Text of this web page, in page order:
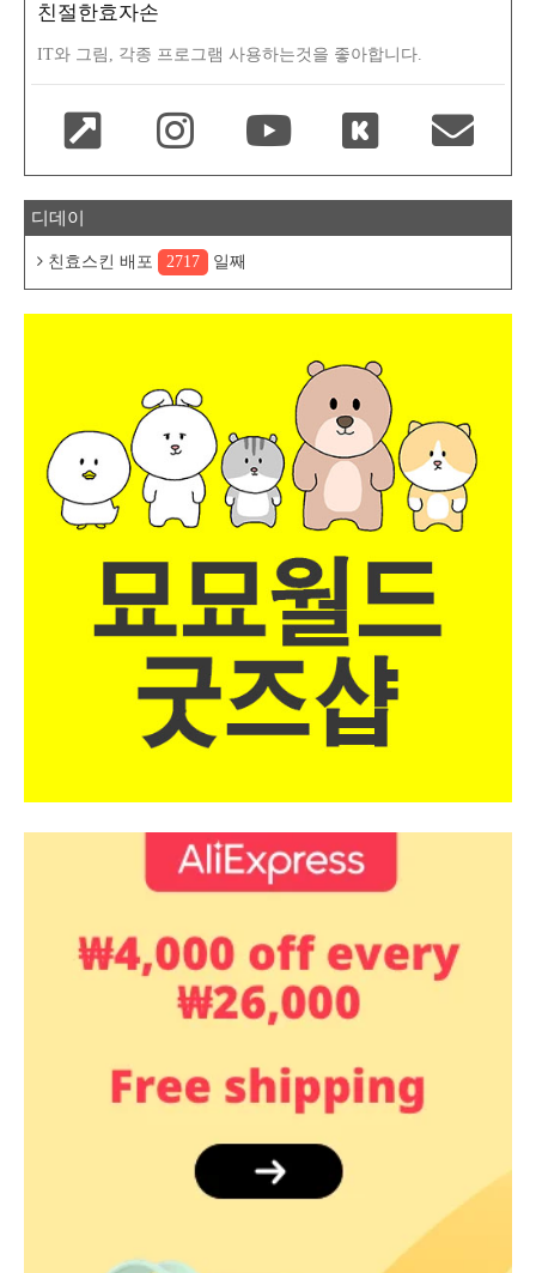
친절한효자손
IT와 그림, 각종 프로그램 사용하는것을 좋아합니다.
디데이
친효스킨 배포 2717 일째